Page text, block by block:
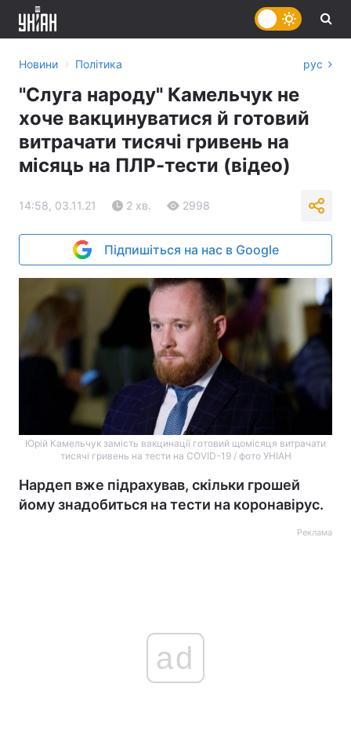
Новини › Політика рус
"Слуга народу" Камельчук не
хоче вакцинуватися й готовий
витрачати тисячі гривень на
місяць на ПЛР-тести (відео)
14:58, 03.11.21 2 хв. 2998
Підпишіться на нас в Google
Юрій Камельчук замість вакцинації готовий щомісяця витрачати
тисячі гривень на тести на COVID-19 / фото УНІАН
Нардеп вже підрахував, скільки грошей
йому знадобиться на тести на коронавірус.
Реклама
ad